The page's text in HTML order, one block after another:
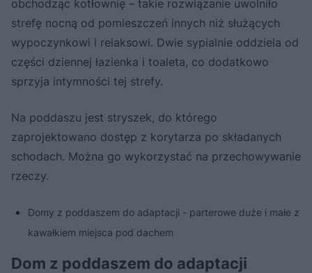
obchodząc kotłownię – takie rozwiązanie uwolniło
strefę nocną od pomieszczeń innych niż służących
wypoczynkowi i relaksowi. Dwie sypialnie oddziela od
części dziennej łazienka i toaleta, co dodatkowo
sprzyja intymności tej strefy.
Na poddaszu jest stryszek, do którego
zaprojektowano dostęp z korytarza po składanych
schodach. Można go wykorzystać na przechowywanie
rzeczy.
Domy z poddaszem do adaptacji - parterowe duże i małe z
kawałkiem miejsca pod dachem
Dom z poddaszem do adaptacji